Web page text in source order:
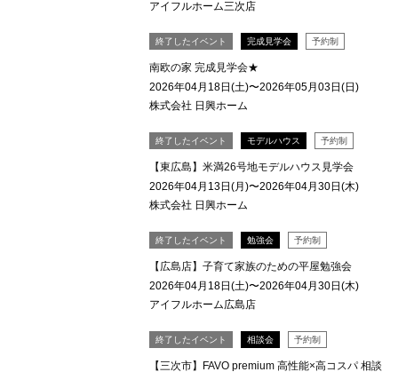
アイフルホーム三次店
終了したイベント 完成見学会 予約制
南欧の家 完成見学会★
2026年04月18日(土)〜2026年05月03日(日)
株式会社 日興ホーム
終了したイベント モデルハウス 予約制
【東広島】米満26号地モデルハウス見学会
2026年04月13日(月)〜2026年04月30日(木)
株式会社 日興ホーム
終了したイベント 勉強会 予約制
【広島店】子育て家族のための平屋勉強会
2026年04月18日(土)〜2026年04月30日(木)
アイフルホーム広島店
終了したイベント 相談会 予約制
【三次市】FAVO premium 高性能×高コスパ 相談